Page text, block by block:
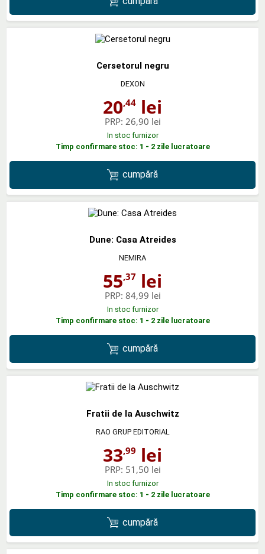
Cersetorul negru
DEXON
20,44 lei
PRP: 26,90 lei
In stoc furnizor
Timp confirmare stoc: 1 - 2 zile lucratoare
cumpără
Dune: Casa Atreides
NEMIRA
55,37 lei
PRP: 84,99 lei
In stoc furnizor
Timp confirmare stoc: 1 - 2 zile lucratoare
cumpără
Fratii de la Auschwitz
RAO GRUP EDITORIAL
33,99 lei
PRP: 51,50 lei
In stoc furnizor
Timp confirmare stoc: 1 - 2 zile lucratoare
cumpără